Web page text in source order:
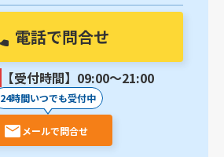
電話で問合せ
【受付時間】09:00〜21:00
24時間いつでも受付中
メールで問合せ